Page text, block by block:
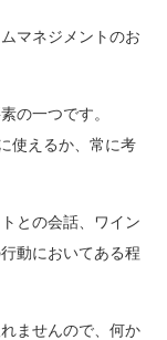
マネジメントのお
の一つです。
使えるか、常に考
との会話、ワイン
動においてある程
ませんので、何か